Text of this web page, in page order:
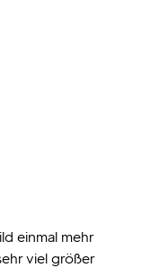
einmal mehr
viel größer